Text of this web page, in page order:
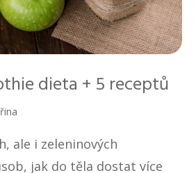
dieta + 5 receptů
ale i zeleninových
jak do těla dostat více